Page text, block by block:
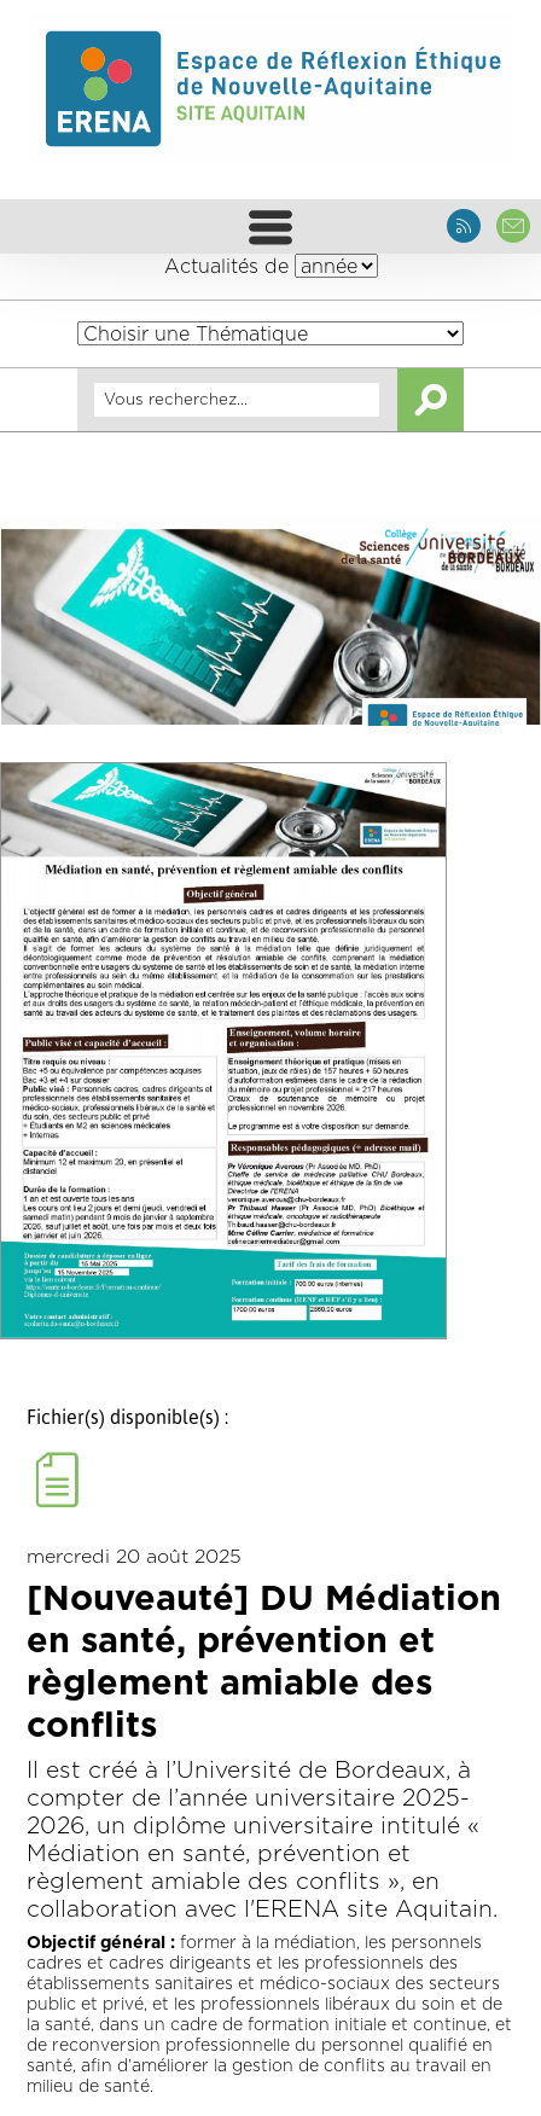
Actualités de
Fichier(s) disponible(s) :
mercredi 20 août 2025
[Nouveauté] DU Médiation
en santé, prévention et
règlement amiable des
conflits
Il est créé à l’Université de Bordeaux, à
compter de l’année universitaire 2025-
2026, un diplôme universitaire intitulé «
Médiation en santé, prévention et
règlement amiable des conflits », en
collaboration avec l'ERENA site Aquitain.
Objectif général : former à la médiation, les personnels
cadres et cadres dirigeants et les professionnels des
établissements sanitaires et médico-sociaux des secteurs
public et privé, et les professionnels libéraux du soin et de
la santé, dans un cadre de formation initiale et continue, et
de reconversion professionnelle du personnel qualifié en
santé, afin d’améliorer la gestion de conflits au travail en
milieu de santé.